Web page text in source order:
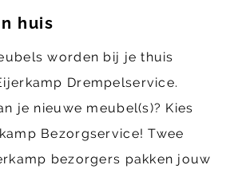
huis
worden bij je thuis
Drempelservice.
je nieuwe meubel(s)? Kies
Bezorgservice! Twee
bezorgers pakken jouw